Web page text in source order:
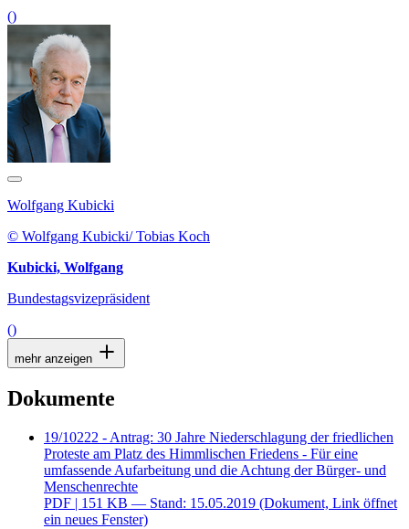
()
Wolfgang Kubicki
© Wolfgang Kubicki/ Tobias Koch
Kubicki, Wolfgang
Bundestagsvizepräsident
()
mehr anzeigen
Dokumente
19/10222 - Antrag: 30 Jahre Niederschlagung der friedlichen
Proteste am Platz des Himmlischen Friedens - Für eine
umfassende Aufarbeitung und die Achtung der Bürger- und
Menschenrechte
PDF | 151 KB — Stand: 15.05.2019 (Dokument, Link öffnet
ein neues Fenster)